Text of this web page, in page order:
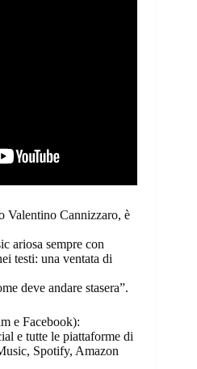
Valentino Cannizzaro, è
ariosa sempre con
testi: una ventata di
deve andare stasera”.
e Facebook):
e tutte le piattaforme di
Spotify, Amazon